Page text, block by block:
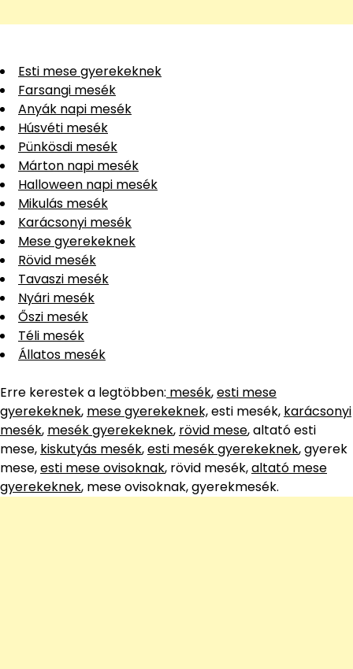
Esti mese gyerekeknek
Farsangi mesék
Anyák napi mesék
Húsvéti mesék
Pünkösdi mesék
Márton napi mesék
Halloween napi mesék
Mikulás mesék
Karácsonyi mesék
Mese gyerekeknek
Rövid mesék
Tavaszi mesék
Nyári mesék
Őszi mesék
Téli mesék
Állatos mesék
Erre kerestek a legtöbben: mesék,esti mese
gyerekeknek, mese gyerekeknek,esti mesék, karácsonyi
mesék, mesék gyerekeknek, rövid mese, altató esti
mese, kiskutyás mesék,esti mesék gyerekeknek, gyerek
mese,esti mese ovisoknak, rövid mesék,altató mese
gyerekeknek, mese ovisoknak, gyerekmesék.